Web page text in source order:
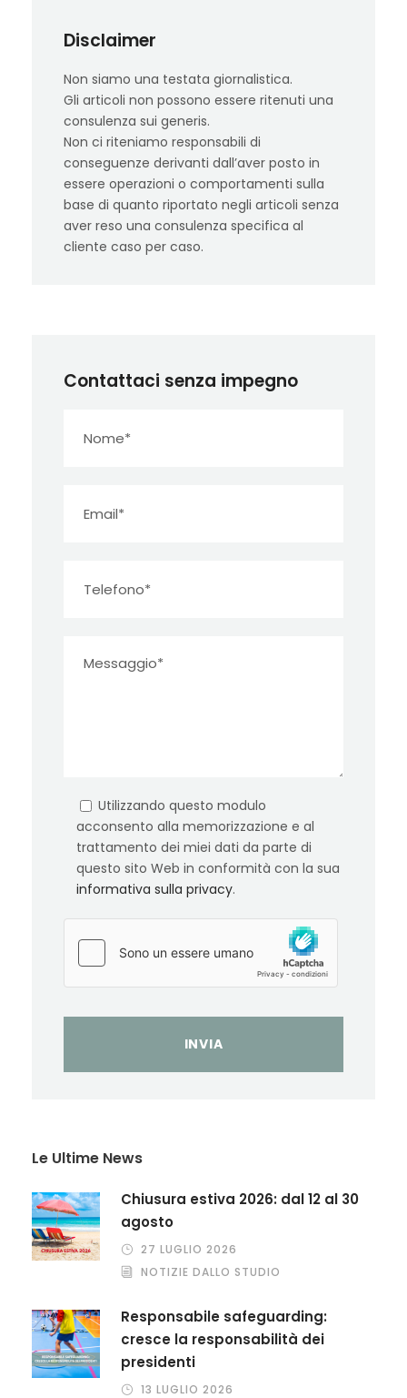
Disclaimer
Non siamo una testata giornalistica.
Gli articoli non possono essere ritenuti una
consulenza sui generis.
Non ci riteniamo responsabili di
conseguenze derivanti dall’aver posto in
essere operazioni o comportamenti sulla
base di quanto riportato negli articoli senza
aver reso una consulenza specifica al
cliente caso per caso.
Contattaci senza impegno
Utilizzando questo modulo
acconsento alla memorizzazione e al
trattamento dei miei dati da parte di
questo sito Web in conformità con la sua
informativa sulla privacy.
Le Ultime News
Chiusura estiva 2026: dal 12 al 30
agosto
27 LUGLIO 2026
NOTIZIE DALLO STUDIO
Responsabile safeguarding:
cresce la responsabilità dei
presidenti
13 LUGLIO 2026